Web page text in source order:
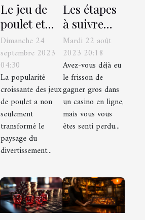
Le jeu de
poulet et
son impact
économique
en 2023
Dimanche 24
septembre 2023
04:30
La popularité
croissante des jeux
de poulet a non
seulement
transformé le
paysage du
divertissement...
Les étapes
à suivre
pour retirer
les gains de
bonus sur
un casino
en ligne
Mardi 22 août
2023 20:18
Avez-vous déjà eu
le frisson de
gagner gros dans
un casino en ligne,
mais vous vous
êtes senti perdu...